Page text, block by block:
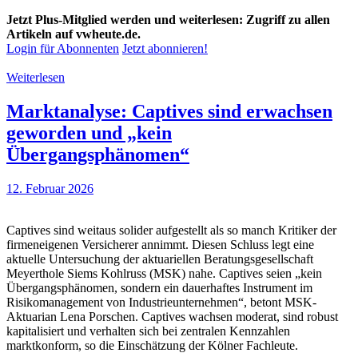
Jetzt Plus-Mitglied werden und weiterlesen: Zugriff zu allen
Artikeln auf vwheute.de.
Login für Abonnenten Jetzt abonnieren!
Weiterlesen
Marktanalyse: Captives sind erwachsen
geworden und „kein
Übergangsphänomen“
12. Februar 2026
Captives sind weitaus solider aufgestellt als so manch Kritiker der
firmeneigenen Versicherer annimmt. Diesen Schluss legt eine
aktuelle Untersuchung der aktuariellen Beratungsgesellschaft
Meyerthole Siems Kohlruss (MSK) nahe. Captives seien „kein
Übergangsphänomen, sondern ein dauerhaftes Instrument im
Risikomanagement von Industrieunternehmen“, betont MSK-
Aktuarian Lena Porschen. Captives wachsen moderat, sind robust
kapitalisiert und verhalten sich bei zentralen Kennzahlen
marktkonform, so die Einschätzung der Kölner Fachleute.